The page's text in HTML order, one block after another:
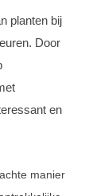
planten bij
Door
en
manier